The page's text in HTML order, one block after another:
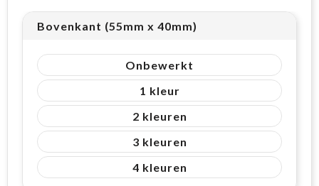
Bovenkant (55mm x 40mm)
Onbewerkt
1
2
3
4